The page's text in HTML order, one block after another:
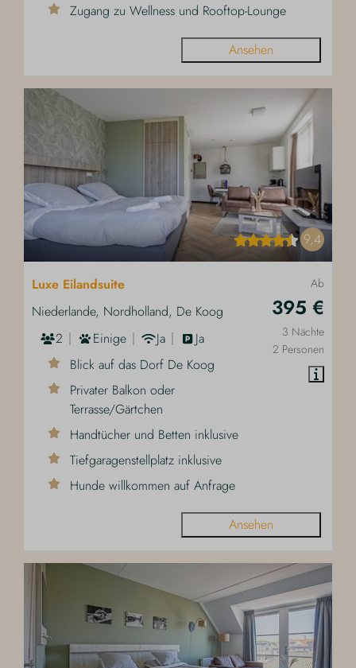
Zugang zu Wellness und Rooftop-Lounge
Ansehen
9,4
Ab
395 €
3 Nächte
2 Personen
Luxe Eilandsuite
Niederlande, Nordholland, De Koog
2
Einige Ja
Ja
Blick auf das Dorf De Koog
Privater Balkon oder
Terrasse/Gärtchen
Handtücher und Betten inklusive
Tiefgaragenstellplatz inklusive
Hunde willkommen auf Anfrage
Ansehen